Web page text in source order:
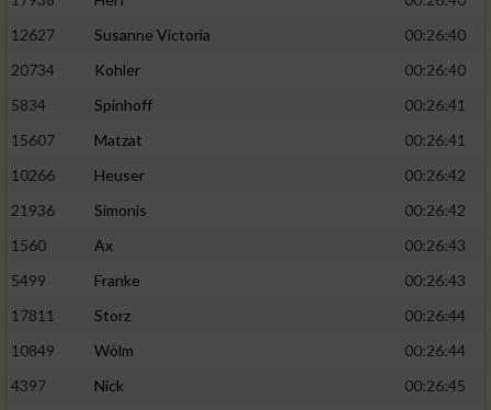
12627
Susanne Victoria
00:26:40
20734
Kohler
00:26:40
5834
Spinhoff
00:26:41
15607
Matzat
00:26:41
10266
Heuser
00:26:42
21936
Simonis
00:26:42
1560
Ax
00:26:43
5499
Franke
00:26:43
17811
Storz
00:26:44
10849
Wölm
00:26:44
4397
Nick
00:26:45